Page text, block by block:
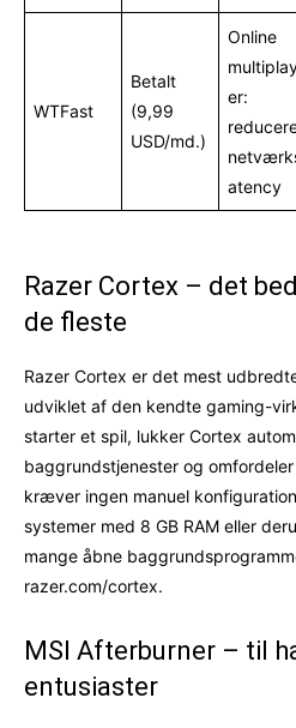
WTFast
Betalt
(9,99
USD/md.)
Online
er:
atency
Razer Cortex – det
de fleste
Razer Cortex er det mest
udviklet af den kendte gaming-
starter et spil, lukker Cortex
baggrundstjenester og
kræver ingen manuel
systemer med 8 GB RAM eller
mange åbne
razer.com/cortex.
MSI Afterburner – til
entusiaster